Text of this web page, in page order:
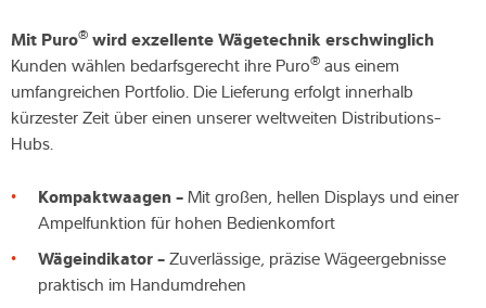
Mit Puro® wird exzellente Wägetechnik erschwinglich
Kunden wählen bedarfsgerecht ihre Puro® aus einem
umfangreichen Portfolio. Die Lieferung erfolgt innerhalb
kürzester Zeit über einen unserer weltweiten Distributions-
Hubs.
Kompaktwaagen -Mit großen, hellen Displays und einer
Ampelfunktion für hohen Bedienkomfort
Wägeindikator -Zuverlässige, präzise Wägeergebnisse
praktisch im Handumdrehen